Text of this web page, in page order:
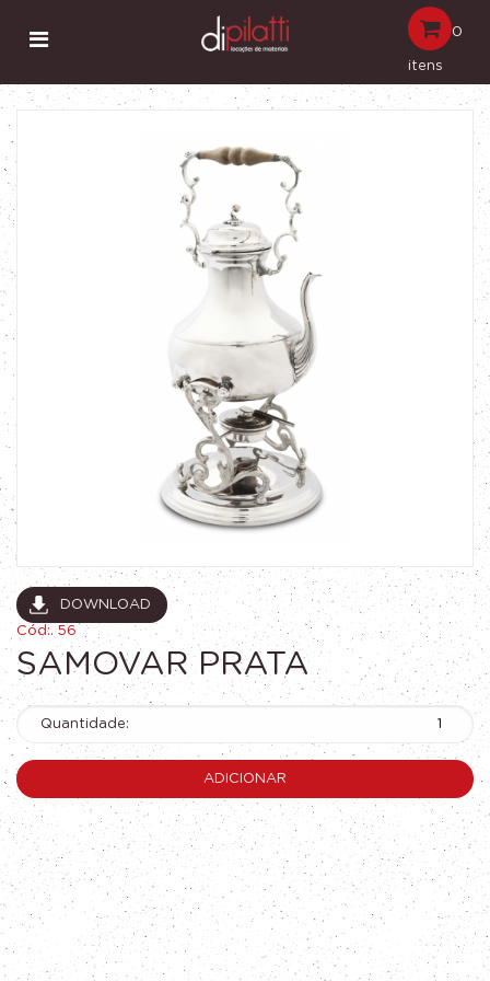
0
itens
DOWNLOAD
Cód:. 56
SAMOVAR PRATA
Quantidade:
ADICIONAR